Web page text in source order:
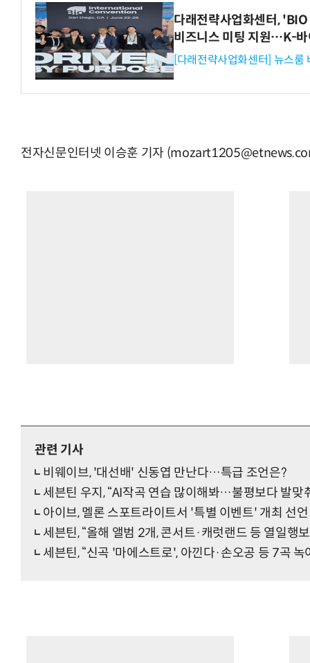
다래전략사업화센터,
비즈니스 미팅 지원…K-바
[다래전략사업화센터] 뉴스룸
전자신문인터넷 이승훈 기자
관련 기사
비웨이브, '대선배' 신동엽 만난다…특급 조언은?
세븐틴 우지, “AI작곡 연습 많이해봐…불평보다 발맞
아이브, 멜론 스포트라이트서 '특별 이벤트' 개최 선언
세븐틴, “올해 앨범 2개, 콘서트·캐럿랜드 등 열일행
세븐틴, “신곡 '마에스트로', 아낀다·손오공 등 7곡 녹